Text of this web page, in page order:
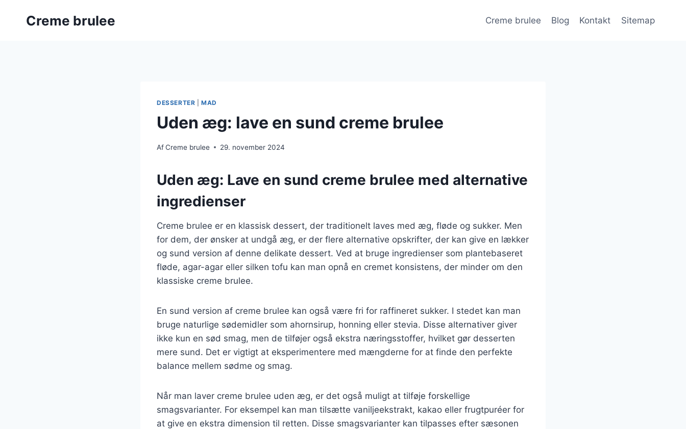
Creme brulee Creme brulee Blog Kontakt Sitemap
DESSERTER |MAD
Uden æg: lave en sund creme brulee
AfCreme brulee 29. november 2024
Uden æg: Lave en sund creme brulee med alternative
ingredienser
Creme brulee er en klassisk dessert, der traditionelt laves med æg, fløde og sukker. Men
for dem, der ønsker at undgå æg, er der flere alternative opskrifter, der kan give en lækker
og sund version af denne delikate dessert. Ved at bruge ingredienser som plantebaseret
fløde, agar-agar eller silken tofu kan man opnå en cremet konsistens, der minder om den
klassiske creme brulee.
En sund version af creme brulee kan også være fri for raffineret sukker. I stedet kan man
bruge naturlige sødemidler som ahornsirup, honning eller stevia. Disse alternativer giver
ikke kun en sød smag, men de tilføjer også ekstra næringsstoffer, hvilket gør desserten
mere sund. Det er vigtigt at eksperimentere med mængderne for at finde den perfekte
balance mellem sødme og smag.
Når man laver creme brulee uden æg, er det også muligt at tilføje forskellige
smagsvarianter. For eksempel kan man tilsætte vaniljeekstrakt, kakao eller frugtpuréer for
at give en ekstra dimension til retten. Disse smagsvarianter kan tilpasses efter sæsonen